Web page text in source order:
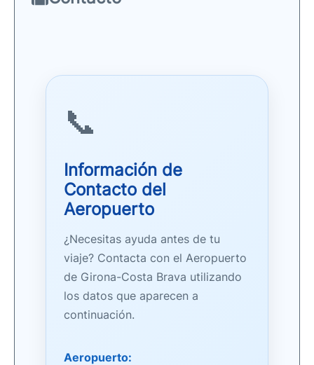
📞
Información de
Contacto del
Aeropuerto
¿Necesitas ayuda antes de tu
viaje? Contacta con el Aeropuerto
de Girona-Costa Brava utilizando
los datos que aparecen a
continuación.
Aeropuerto: